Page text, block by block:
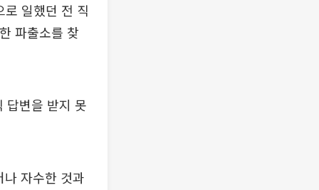
일했던 전 직
파출소를 찾
답변을 받지 못
자수한 것과